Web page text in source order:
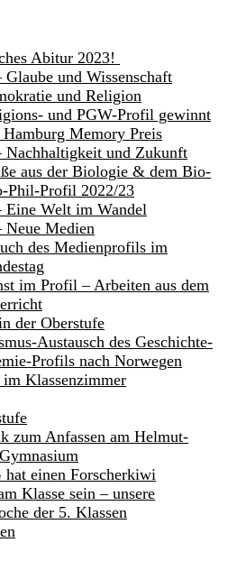
Abitur 2023!
und Wissenschaft
und Religion
und PGW-Profil gewinnt
Hamburg Memory Preis
Nachhaltigkeit und Zukunft
aus der Biologie & dem Bio-
Phil-Profil 2022/23
Eine Welt im Wandel
Medien
des Medienprofils im
im Profil – Arbeiten aus dem
der Oberstufe
Austausch des Geschichte-
Profils nach Norwegen
Klassenzimmer
zum Anfassen am Helmut-
hat einen Forscherkiwi
Klasse sein – unsere
der 5. Klassen